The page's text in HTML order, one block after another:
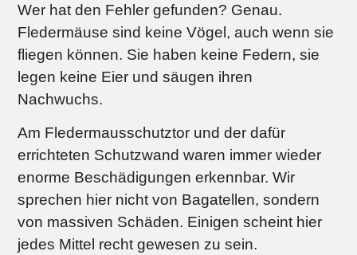
Wer hat den Fehler gefunden? Genau.
Fledermäuse sind keine Vögel, auch wenn sie
fliegen können. Sie haben keine Federn, sie
legen keine Eier und säugen ihren
Nachwuchs.
Am Fledermausschutztor und der dafür
errichteten Schutzwand waren immer wieder
enorme Beschädigungen erkennbar. Wir
sprechen hier nicht von Bagatellen, sondern
von massiven Schäden. Einigen scheint hier
jedes Mittel recht gewesen zu sein.